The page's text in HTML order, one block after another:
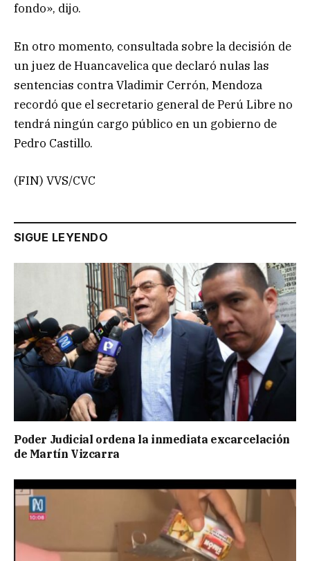
fondo», dijo.
En otro momento, consultada sobre la decisión de
un juez de Huancavelica que declaró nulas las
sentencias contra Vladimir Cerrón, Mendoza
recordó que el secretario general de Perú Libre no
tendrá ningún cargo público en un gobierno de
Pedro Castillo.
(FIN) VVS/CVC
SIGUE LEYENDO
Poder Judicial ordena la inmediata excarcelación
de Martín Vizcarra